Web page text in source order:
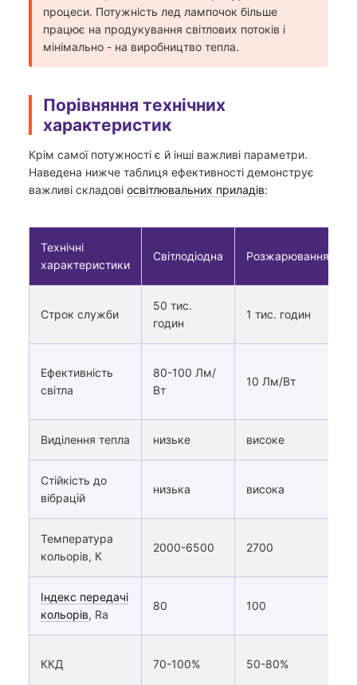
процеси. Потужність лед лампочок більше
працює на продукування світлових потоків і
мінімально - на виробництво тепла.
Порівняння технічних
характеристик
Крім самої потужності є й інші важливі параметри.
Наведена нижче таблиця ефективності демонструє
важливі складові освітлювальних приладів:
Технічні
характеристики
Світлодіодна Розжарювання
Cтрок служби
50 тис.
годин
1 тис. годин
Ефективність
світла
80-100 Лм/
Вт
10 Лм/Вт
Виділення тепла низьке високе
Стійкість до
вібрацій
низька висока
Температура
кольорів, К
2000-6500 2700
Індекс передачі
кольорів, Ra
80 100
ККД 70-100% 50-80%